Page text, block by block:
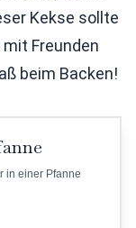
Kekse sollte
Freunden
beim Backen!
in einer Pfanne